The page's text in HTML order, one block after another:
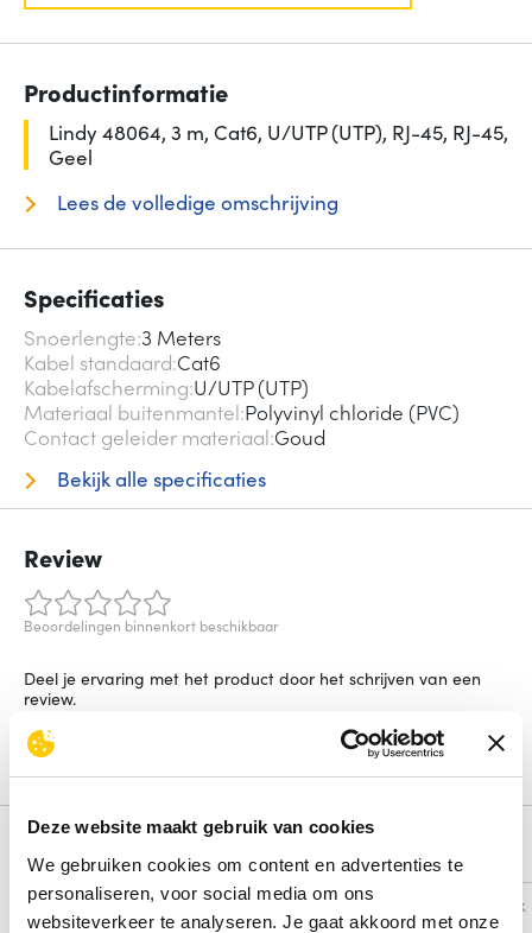
Deze website maakt gebruik van cookies
We gebruiken cookies om content en advertenties te
personaliseren, voor social media om ons
websiteverkeer te analyseren. Je gaat akkoord met onze
Productinformatie
Lindy 48064, 3 m, Cat6, U/UTP (UTP), RJ-45, RJ-45,
Geel
Lees de volledige omschrijving
Specificaties
Snoerlengte 3 Meters
Kabel standaard Cat6
Kabelafscherming U/UTP (UTP)
Materiaal buitenmantel Polyvinyl chloride (PVC)
Contact geleider materiaal Goud
Bekijk alle specificaties
Review
Beoordelingen binnenkort beschikbaar
Deel je ervaring met het product door het schrijven van een
review.
Schrijf een review
Alternatieven
Vergelijk Vergelijk